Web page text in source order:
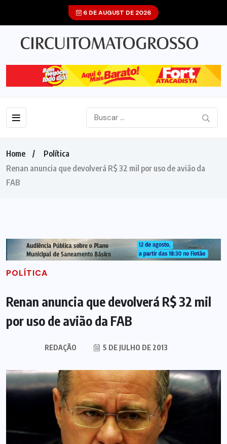
6 DE AUGUST DE 2026
Home
Política
Renan anuncia que devolverá R$ 32 mil por uso de avião da
FAB
POLÍTICA
Renan anuncia que devolverá R$ 32 mil
por uso de avião da FAB
REDAÇÃO 5 DE JULHO DE 2013